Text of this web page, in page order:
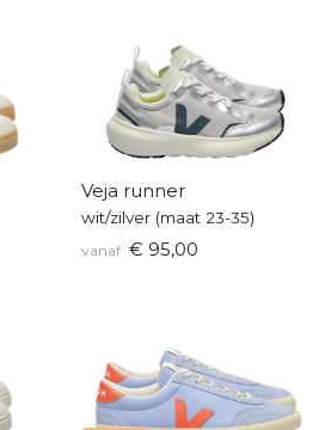
Veja runner
wit/zilver (maat 23-35)
vanaf € 95,00